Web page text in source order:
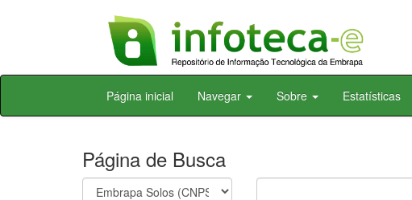
Skip
Página inicial Navegar Sobre Estatísticas
Página de Busca